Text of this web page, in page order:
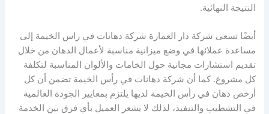
النتيجة النهائية.
أيضًا تسعى شركة دار العمارة شركة دهانات في راس الخيمة إلى
مساعدة عملائها في وضع ميزانية مناسبة لأعمال الدهان من خلال
تقديم استشارات مجانية حول الخامات والألوان المناسبة لتكلفة
كل مشروع. كما أن شركة دهانات في رأس الخيمة تضمن أن كل
أرخص دهان في رأس الخيمة لديها يلتزم بمعايير الجودة العالمية
في التشطيب والتنفيذ، لذلك لا يشعر العميل بأي فرق بين الخدمة